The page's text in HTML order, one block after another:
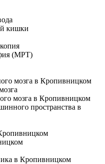
кишки
(МРТ)
мозга в Кропивницком
мозга в Кропивницком
пространства в
в Кропивницком